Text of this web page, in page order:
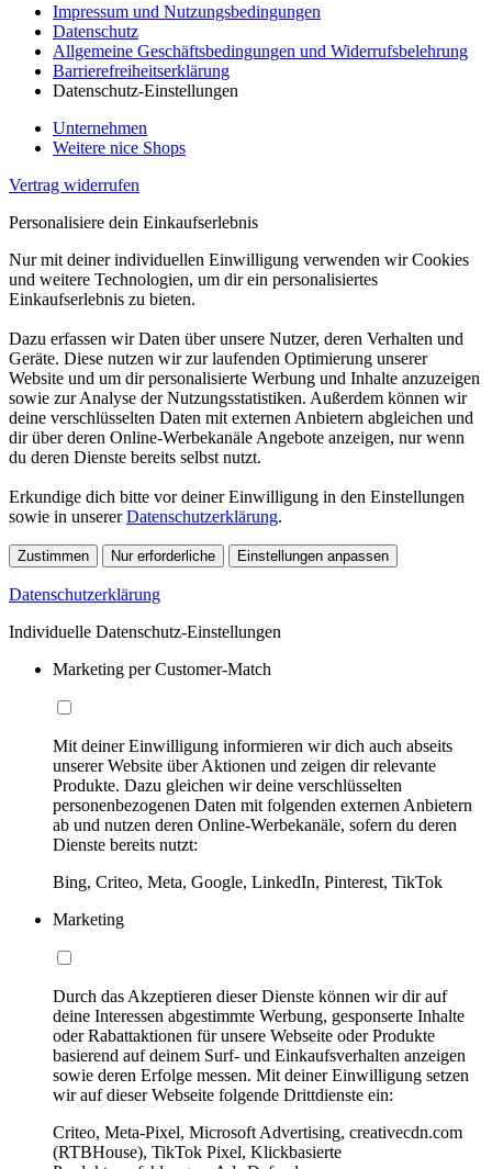
Impressum und Nutzungsbedingungen
Datenschutz
Allgemeine Geschäftsbedingungen und Widerrufsbelehrung
Barrierefreiheitserklärung
Datenschutz-Einstellungen
Unternehmen
Weitere nice Shops
Vertrag widerrufen
Personalisiere dein Einkaufserlebnis
Nur mit deiner individuellen Einwilligung verwenden wir Cookies
und weitere Technologien, um dir ein personalisiertes
Einkaufserlebnis zu bieten.
Dazu erfassen wir Daten über unsere Nutzer, deren Verhalten und
Geräte. Diese nutzen wir zur laufenden Optimierung unserer
Website und um dir personalisierte Werbung und Inhalte anzuzeigen
sowie zur Analyse der Nutzungsstatistiken. Außerdem können wir
deine verschlüsselten Daten mit externen Anbietern abgleichen und
dir über deren Online-Werbekanäle Angebote anzeigen, nur wenn
du deren Dienste bereits selbst nutzt.
Erkundige dich bitte vor deiner Einwilligung in den Einstellungen
sowie in unsererDatenschutzerklärung.
Zustimmen Nur erforderliche Einstellungen anpassen
Datenschutzerklärung
Individuelle Datenschutz-Einstellungen
Marketing per Customer-Match
Mit deiner Einwilligung informieren wir dich auch abseits
unserer Website über Aktionen und zeigen dir relevante
Produkte. Dazu gleichen wir deine verschlüsselten
personenbezogenen Daten mit folgenden externen Anbietern
ab und nutzen deren Online-Werbekanäle, sofern du deren
Dienste bereits nutzt:
Bing, Criteo, Meta, Google, LinkedIn, Pinterest, TikTok
Marketing
Durch das Akzeptieren dieser Dienste können wir dir auf
deine Interessen abgestimmte Werbung, gesponserte Inhalte
oder Rabattaktionen für unsere Webseite oder Produkte
basierend auf deinem Surf- und Einkaufsverhalten anzeigen
sowie deren Erfolge messen. Mit deiner Einwilligung setzen
wir auf dieser Webseite folgende Drittdienste ein:
Criteo, Meta-Pixel, Microsoft Advertising, creativecdn.com
(RTBHouse), TikTok Pixel, Klickbasierte